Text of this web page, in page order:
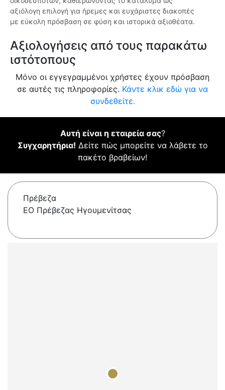
αξιόλογη επιλογή για ήρεμες και ευχάριστες διακοπές
με εύκολη πρόσβαση σε φύση και ιστορικά αξιοθέατα.
Αξιολογήσεις από τους παρακάτω
ιστότοπους
Μόνο οι εγγεγραμμένοι χρήστες έχουν πρόσβαση
σε αυτές τις πληροφορίες. Κάντε κλικ εδώ για να
συνδεθείτε.
Αυτή είναι η εταιρεία σας?
Συγχαρητήρια! Δείτε πώς μπορείτε να λάβετε το
πακέτο βραβείων!
Πρέβεζα
ΕΟ Πρέβεζας Ηγουμενίτσας